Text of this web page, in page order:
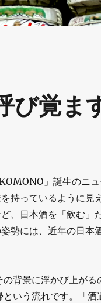
び覚ま
」誕生のニ
持っているように見
、日本酒を「飲む」
勢には、近年の日本
の背景に浮かび上がる
という流れです。「酒